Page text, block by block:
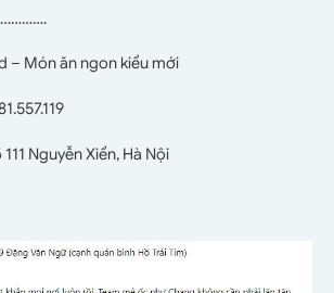
– Món ăn ngon kiểu mới
Nguyễn Xiển, Hà Nội